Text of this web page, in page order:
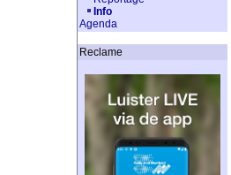
Info
Agenda
Reclame